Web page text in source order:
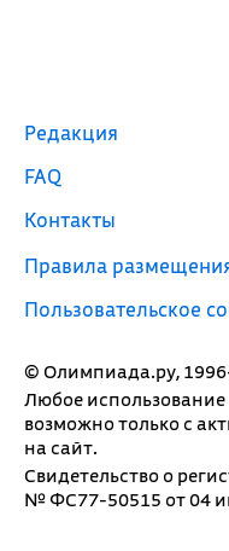
© Олимпиада.ру,
Любое
возможно только с
на сайт.
Свидетельство о
№ ФС77-50515 от 04
Редакция
FAQ
Контакты
Правила
Пользовательское